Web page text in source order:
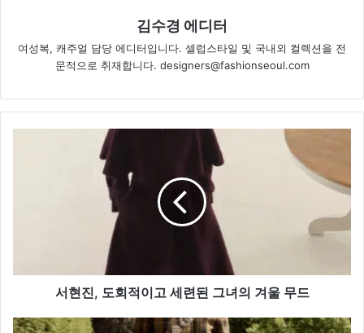
김수경 에디터
여성복, 캐주얼 담당 에디터입니다. 셀럽스타일 및 국내외 컬렉션을 전
문적으로 취재합니다. designers@fashionseoul.com
세
그
서현진, 도회적이고 세련된 그녀의 겨울 무드
디